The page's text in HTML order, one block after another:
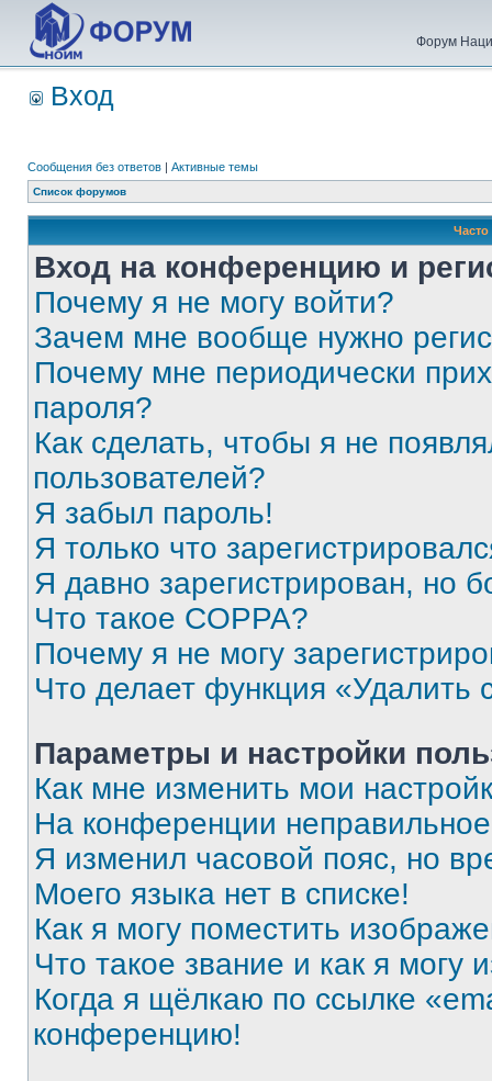
Форум
Вход
Сообщения без ответов | Активные темы
Список форумов
Вход на конференцию и
Почему я не могу войти?
Зачем мне вообще нужно
Почему мне периодически
пароля?
Как сделать, чтобы я не
пользователей?
Я забыл пароль!
Я только что
Я давно зарегистрирован, но
Что такое COPPA?
Почему я не могу
Что делает функция «Удалить
Параметры и настройки
Как мне изменить мои
На конференции
Я изменил часовой пояс, но
Моего языка нет в списке!
Как я могу поместить
Что такое звание и как я могу
Когда я щёлкаю по ссылке
конференцию!